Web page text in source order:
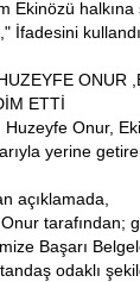
Ekinözü
İfadesini kullandı.
ONUR
ETTİ
Onur,
yerine
açıklamada,
Başarı
odaklı